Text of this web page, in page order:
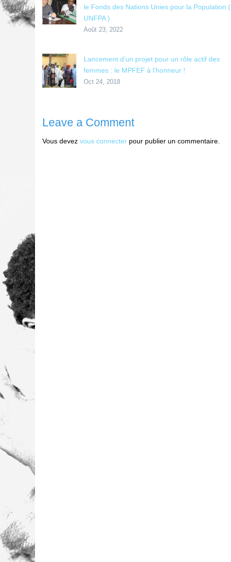
le Fonds des Nations Unies pour la Population (
UNFPA )
Août 23, 2022
Lancement d’un projet pour un rôle actif des
femmes : le MPFEF à l’honneur !
Oct 24, 2018
Leave a Comment
Vous devez vous connecter pour publier un commentaire.